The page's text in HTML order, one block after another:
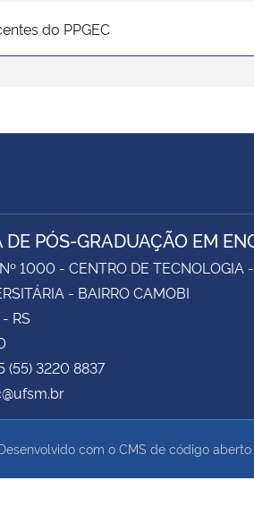
do PPGEC
DE PÓS-GRADUAÇÃO EM
1000 - CENTRO DE TECNOLOGIA
- BAIRRO CAMOBI
RS
(55) 3220 8837
com o CMS de código aberto